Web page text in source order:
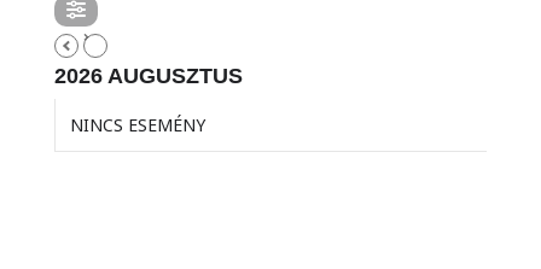
2026 AUGUSZTUS
NINCS ESEMÉNY